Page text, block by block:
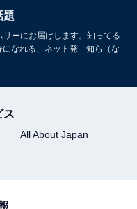
題
ーにお届けします。知ってる
なれる、ネット発「知ら（な
ス
All About Japan